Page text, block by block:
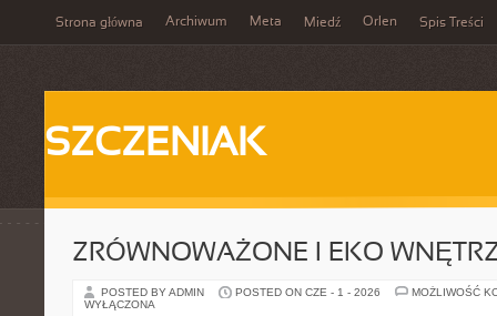
Strona główna Archiwum Meta Miedź Orlen Spis Treści
SZCZENIAK
ZRÓWNOWAŻONE I EKO
POSTED BY ADMIN POSTED ON CZE - 1 - 2026
MOŻLIWOŚĆ
WYŁĄCZONA